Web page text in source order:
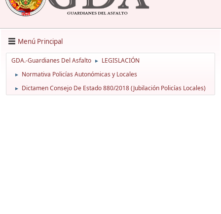
Menú Principal
GDA.-Guardianes Del Asfalto ► LEGISLACIÓN
► Normativa Policías Autonómicas y Locales
► Dictamen Consejo De Estado 880/2018 (Jubilación Policías Locales)